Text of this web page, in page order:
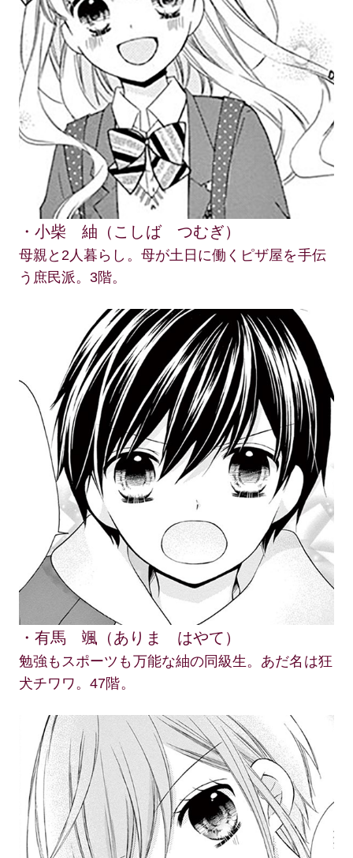
・小柴 紬（こしば つむぎ）
母親と2人暮らし。母が土日に働くピザ屋を手伝
う庶民派。3階。
・有馬 颯（ありま はやて）
勉強もスポーツも万能な紬の同級生。あだ名は狂
犬チワワ。47階。